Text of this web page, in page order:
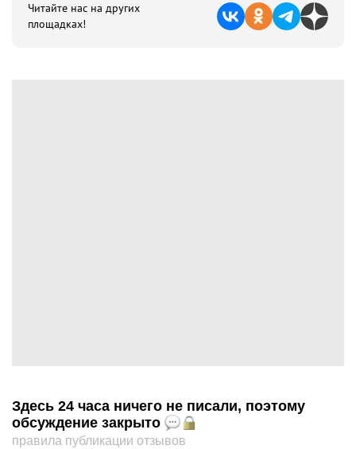
Читайте нас на других
площадках!
Здесь 24 часа ничего не писали, поэтому
обсуждение закрыто
правила публикации отзывов